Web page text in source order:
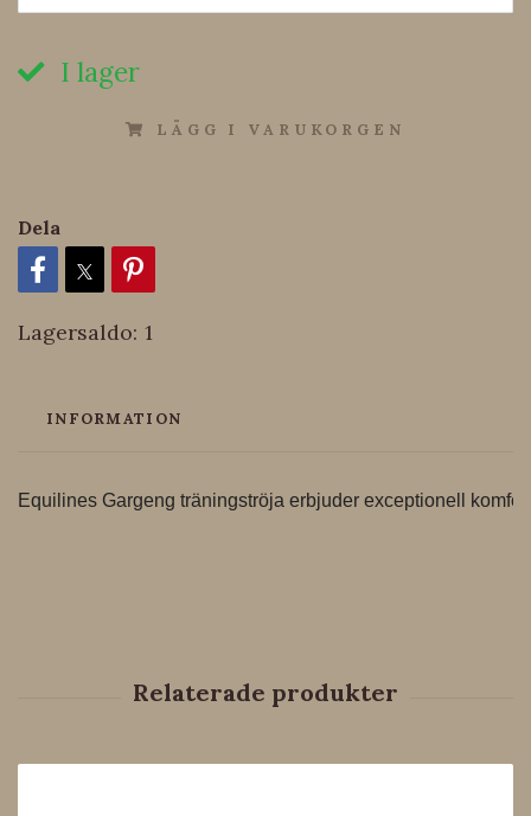
I lager
LÄGG I VARUKORGEN
Dela
Lagersaldo: 1
INFORMATION
Equilines Gargeng träningströja erbjuder exceptionell